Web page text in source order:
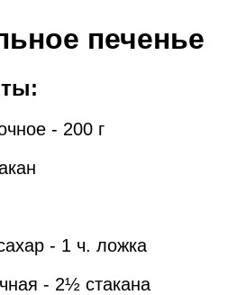
печенье
- 200 г
- 1 ч. ложка
- 2½ стакана